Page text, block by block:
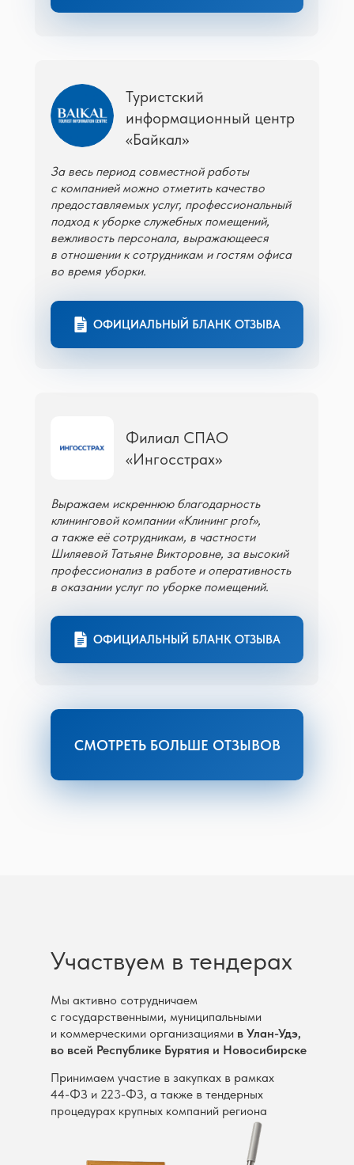
Филиал СПАО
«Ингосстрах»
Выражаем искреннюю благодарность
клининговой компании «Клининг prof»,
а также её сотрудникам, в частности
Шиляевой Татьяне Викторовне, за высокий
профессионализ в работе и оперативность
в оказании услуг по уборке помещений.
СМОТРЕТЬ БОЛЬШЕ ОТЗЫВОВ
ОФИЦИАЛЬНЫЙ БЛАНК ОТЗЫВА
Туристский
информационный центр
«Байкал»
За весь период совместной работы
с компанией можно отметить качество
предоставляемых услуг, профессиональный
подход к уборке служебных помещений,
вежливость персонала, выражающееся
в отношении к сотрудникам и гостям офиса
во время уборки.
ОФИЦИАЛЬНЫЙ БЛАНК ОТЗЫВА
сотрудничет с клининговой компанией
«КЛИНИНГ-prof» с марта 2018 года.
оказываются на хорошем
профессиональном уровне
ОФИЦИАЛЬНЫЙ БЛАНК ОТЗЫВА
уровне. Ответственный, оперативный
из достоинств этой компании
ОФИЦИАЛЬНЫЙ БЛАНК ОТЗЫВА
Принимаем участие в закупках в рамках
44-ФЗ и 223-ФЗ, а также в тендерных
процедурах крупных компаний региона
Мы активно сотрудничаем
с государственными, муниципальными
и коммерческими организациями в Улан-Удэ,
во всей Республике Бурятия и Новосибирске
Участвуем в тендерах